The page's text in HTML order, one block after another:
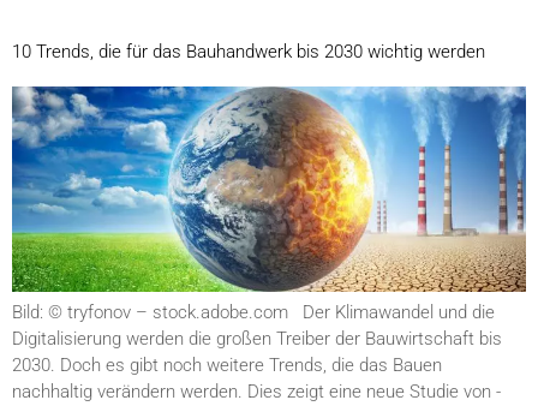
10 Trends, die für das Bauhandwerk bis 2030 wichtig werden
Bild: © tryfonov – stock.adobe.com Der Klimawandel und die
Digitalisierung werden die großen Treiber der Bauwirtschaft bis
2030. Doch es gibt noch weitere Trends, die das Bauen
nachhaltig verändern werden. Dies zeigt eine neue Studie von ­